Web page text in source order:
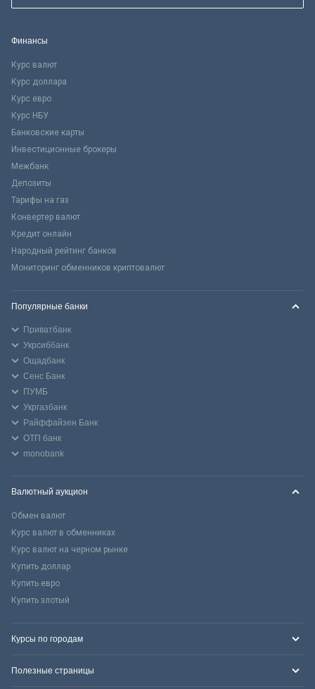
Финансы
Курс валют
Курс доллара
Курс евро
Курс НБУ
Банковские карты
Инвестиционные брокеры
Межбанк
Депозиты
Тарифы на газ
Конвертер валют
Кредит онлайн
Народный рейтинг банков
Мониторинг обменников криптовалют
Популярные банки
Приватбанк
Укрсиббанк
Ощадбанк
Сенс Банк
ПУМБ
Укргазбанк
Райффайзен Банк
ОТП банк
monobank
Валютный аукцион
Обмен валют
Курс валют в обменниках
Курс валют на черном рынке
Купить доллар
Купить евро
Купить злотый
Курсы по городам
Полезные страницы